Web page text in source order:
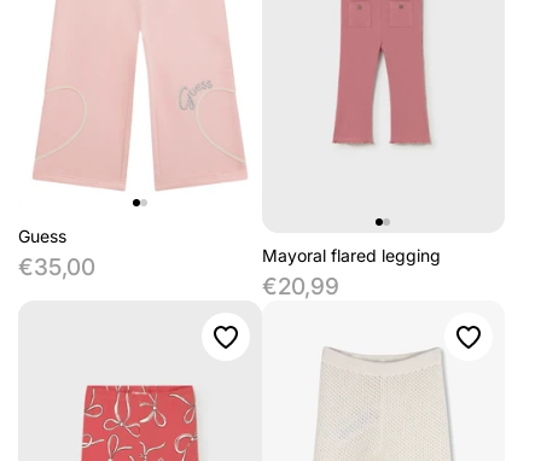
Guess
€35,00 Mayoral flared legging
€20,99